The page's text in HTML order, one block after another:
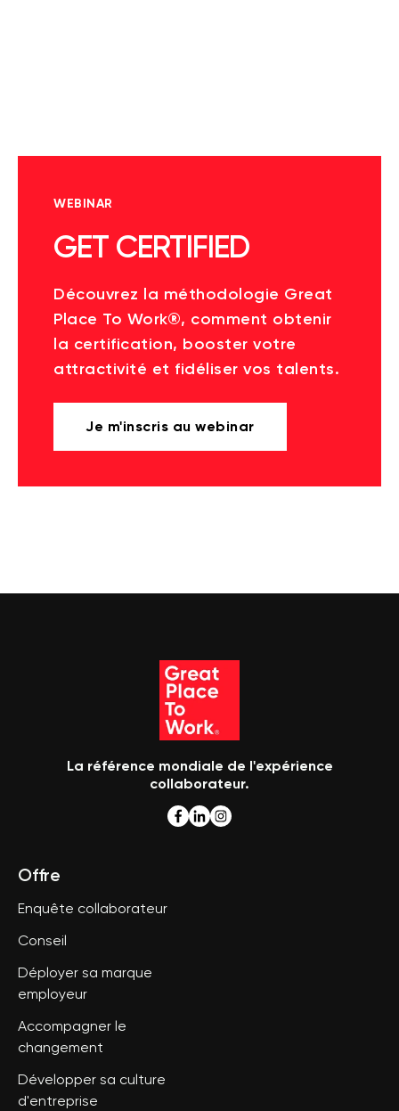
WEBINAR
GET CERTIFIED
Découvrez la méthodologie Great
Place To Work®, comment obtenir
la certification, booster votre
attractivité et fidéliser vos talents.
Je m'inscris au webinar
La référence mondiale de l'expérience
collaborateur.
Offre
Enquête collaborateur
Conseil
Déployer sa marque
employeur
Accompagner le
changement
Développer sa culture
d'entreprise